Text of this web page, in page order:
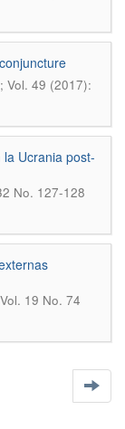
Vol. 49 (2017):
Ucrania post-
No. 127-128
19 No. 74